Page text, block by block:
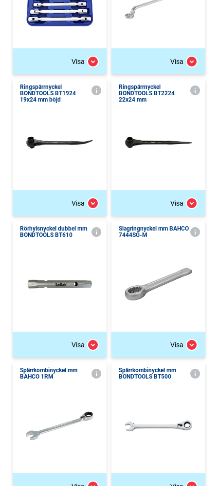
Visa Visa
Ringspärrnyckel
BONDTOOLS BT1924
19x24 mm böjd
Visa
Ringspärrnyckel
BONDTOOLS BT2224
22x24 mm
Visa
Rörhylsnyckel dubbel mm
BONDTOOLS BT610
Visa
Slagringnyckel mm BAHCO
7444SG-M
Visa
Spärrkombinyckel mm
BAHCO 1RM
Spärrkombinyckel mm
BONDTOOLS BT500